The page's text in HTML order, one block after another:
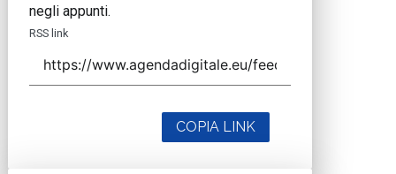
negli appunti.
RSS link
COPIA LINK